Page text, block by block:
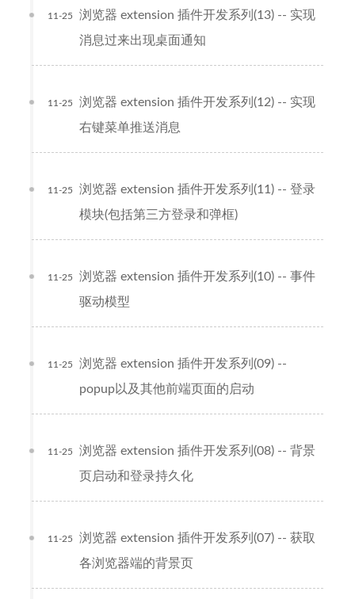
浏览器 extension 插件开发系列(13) -- 实现
消息过来出现桌面通知
11-25
浏览器 extension 插件开发系列(12) -- 实现
右键菜单推送消息
11-25
浏览器 extension 插件开发系列(11) -- 登录
模块(包括第三方登录和弹框)
11-25
浏览器 extension 插件开发系列(10) -- 事件
驱动模型
11-25
浏览器 extension 插件开发系列(09) --
popup以及其他前端页面的启动
11-25
浏览器 extension 插件开发系列(08) -- 背景
页启动和登录持久化
11-25
浏览器 extension 插件开发系列(07) -- 获取
各浏览器端的背景页
11-25